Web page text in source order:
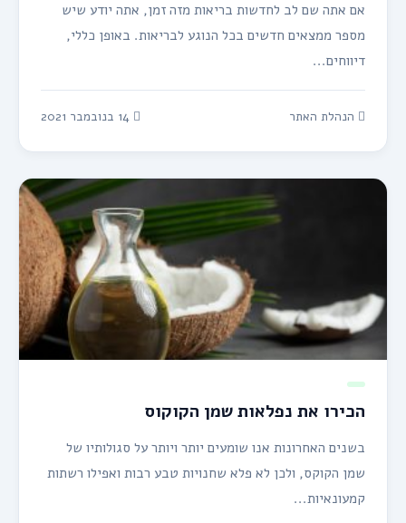
אם אתה שם לב לחדשות בריאות מזה זמן, אתה יודע שיש
מספר ממצאים חדשים בכל הנוגע לבריאות. באופן כללי,
דיווחים...
הנהלת האתר
הכירו את נפלאות שמן הקוקוס
בשנים האחרונות אנו שומעים יותר ויותר על סגולותיו של
שמן הקוקס, ולכן לא פלא שחנויות טבע רבות ואפילו רשתות
קמעונאיות...